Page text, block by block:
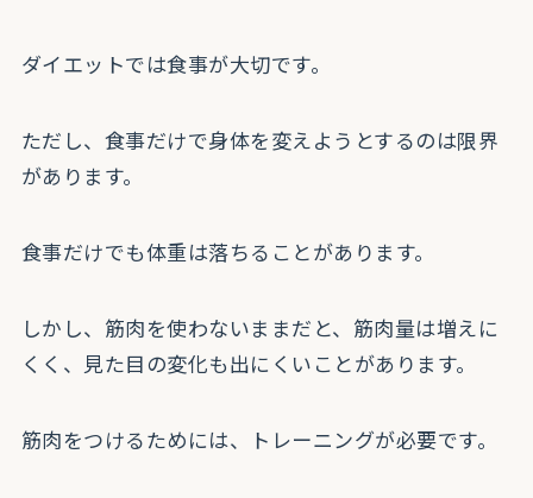
ダイエットでは食事が大切です。
ただし、食事だけで身体を変えようとするのは限界
があります。
食事だけでも体重は落ちることがあります。
しかし、筋肉を使わないままだと、筋肉量は増えに
くく、見た目の変化も出にくいことがあります。
筋肉をつけるためには、トレーニングが必要です。